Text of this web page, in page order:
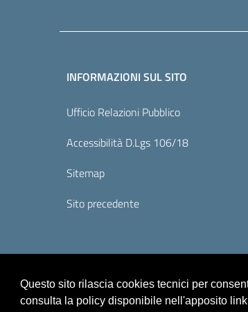
INFORMAZIONI SUL SITO
Ufficio Relazioni Pubblico
Accessibilità D.Lgs 106/18
Sitemap
Sito precedente
Questo sito rilascia cookies tecnici per
consulta la policy disponibile nell'apposito